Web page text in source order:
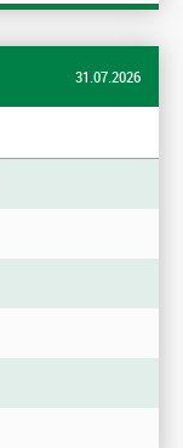
31.07.2026